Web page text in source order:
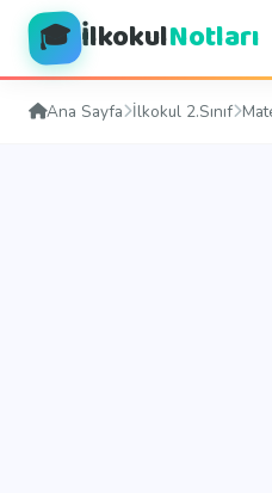
🎓 İlkokulNotları
Ana Sayfa İlkokul 2.Sınıf